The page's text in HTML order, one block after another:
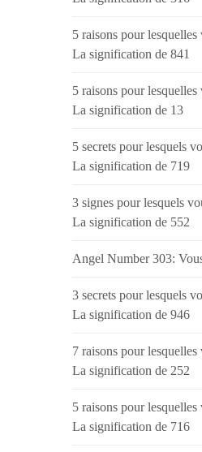
5 raisons pour
La signification de 841
5 raisons pour
La signification de 13
5 secrets pour lesquels
La signification de 719
3 signes pour lesquels
La signification de 552
Angel Number 303:
3 secrets pour lesquels
La signification de 946
7 raisons pour
La signification de 252
5 raisons pour
La signification de 716